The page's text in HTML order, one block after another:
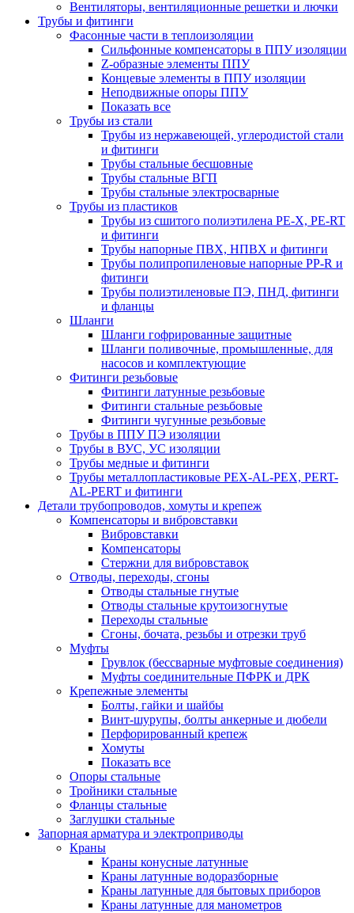
Вентиляторы, вентиляционные решетки и лючки
Трубы и фитинги
Фасонные части в теплоизоляции
Cильфонные компенсаторы в ППУ изоляции
Z-образные элементы ППУ
Концевые элементы в ППУ изоляции
Неподвижные опоры ППУ
Показать все
Трубы из стали
Трубы из нержавеющей, углеродистой стали
и фитинги
Трубы стальные бесшовные
Трубы стальные ВГП
Трубы стальные электросварные
Трубы из пластиков
Трубы из сшитого полиэтилена PE-X, PE-RT
и фитинги
Трубы напорные ПВХ, НПВХ и фитинги
Трубы полипропиленовые напорные PP-R и
фитинги
Трубы полиэтиленовые ПЭ, ПНД, фитинги
и фланцы
Шланги
Шланги гофрированные защитные
Шланги поливочные, промышленные, для
насосов и комплектующие
Фитинги резьбовые
Фитинги латунные резьбовые
Фитинги стальные резьбовые
Фитинги чугунные резьбовые
Трубы в ППУ ПЭ изоляции
Трубы в ВУС, УС изоляции
Трубы медные и фитинги
Трубы металлопластиковые PEX-AL-PEX, PERT-
AL-PERT и фитинги
Детали трубопроводов, хомуты и крепеж
Компенсаторы и вибровставки
Вибровставки
Компенсаторы
Стержни для вибровставок
Отводы, переходы, сгоны
Отводы стальные гнутые
Отводы стальные крутоизогнутые
Переходы стальные
Сгоны, бочата, резьбы и отрезки труб
Муфты
Грувлок (бессварные муфтовые соединения)
Муфты соединительные ПФРК и ДРК
Крепежные элементы
Болты, гайки и шайбы
Винт-шурупы, болты анкерные и дюбели
Перфорированный крепеж
Хомуты
Показать все
Опоры стальные
Тройники стальные
Фланцы стальные
Заглушки стальные
Запорная арматура и электроприводы
Краны
Краны конусные латунные
Краны латунные водоразборные
Краны латунные для бытовых приборов
Краны латунные для манометров